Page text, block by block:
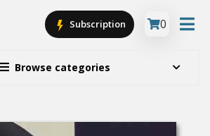
Browse categories
Subscription 0